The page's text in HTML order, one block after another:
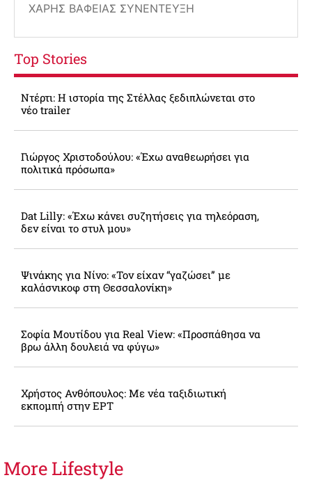
ΧΆΡΗΣ ΒΑΦΕΙΆΣ ΣΥΝΈΝΤΕΥΞΗ
Top Stories
Ντέρτι: Η ιστορία της Στέλλας ξεδιπλώνεται στο
νέο trailer
Γιώργος Χριστοδούλου: «Έχω αναθεωρήσει για
πολιτικά πρόσωπα»
Dat Lilly: «Έχω κάνει συζητήσεις για τηλεόραση,
δεν είναι το στυλ μου»
Ψινάκης για Νίνο: «Τον είχαν “γαζώσει” με
καλάσνικοφ στη Θεσσαλονίκη»
Σοφία Μουτίδου για Real View: «Προσπάθησα να
βρω άλλη δουλειά να φύγω»
Χρήστος Ανθόπουλος: Με νέα ταξιδιωτική
εκπομπή στην ΕΡΤ
More Lifestyle